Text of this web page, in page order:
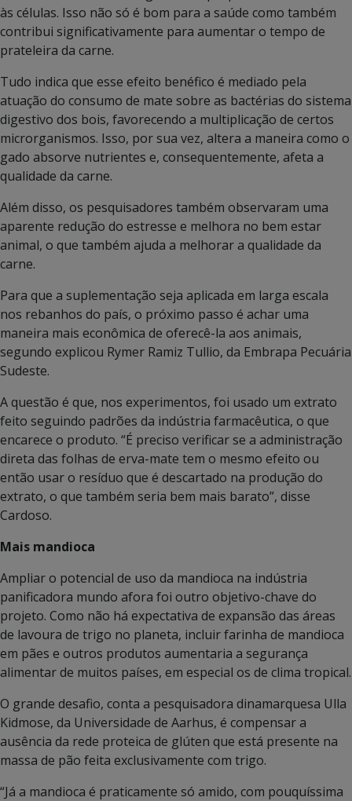
às células. Isso não só é bom para a saúde como também
contribui significativamente para aumentar o tempo de
prateleira da carne.
Tudo indica que esse efeito benéfico é mediado pela
atuação do consumo de mate sobre as bactérias do sistema
digestivo dos bois, favorecendo a multiplicação de certos
microrganismos. Isso, por sua vez, altera a maneira como o
gado absorve nutrientes e, consequentemente, afeta a
qualidade da carne.
Além disso, os pesquisadores também observaram uma
aparente redução do estresse e melhora no bem estar
animal, o que também ajuda a melhorar a qualidade da
carne.
Para que a suplementação seja aplicada em larga escala
nos rebanhos do país, o próximo passo é achar uma
maneira mais econômica de oferecê-la aos animais,
segundo explicou Rymer Ramiz Tullio, da Embrapa Pecuária
Sudeste.
A questão é que, nos experimentos, foi usado um extrato
feito seguindo padrões da indústria farmacêutica, o que
encarece o produto. “É preciso verificar se a administração
direta das folhas de erva-mate tem o mesmo efeito ou
então usar o resíduo que é descartado na produção do
extrato, o que também seria bem mais barato”, disse
Cardoso.
Mais mandioca
Ampliar o potencial de uso da mandioca na indústria
panificadora mundo afora foi outro objetivo-chave do
projeto. Como não há expectativa de expansão das áreas
de lavoura de trigo no planeta, incluir farinha de mandioca
em pães e outros produtos aumentaria a segurança
alimentar de muitos países, em especial os de clima tropical.
O grande desafio, conta a pesquisadora dinamarquesa Ulla
Kidmose, da Universidade de Aarhus, é compensar a
ausência da rede proteica de glúten que está presente na
massa de pão feita exclusivamente com trigo.
“Já a mandioca é praticamente só amido, com pouquíssima